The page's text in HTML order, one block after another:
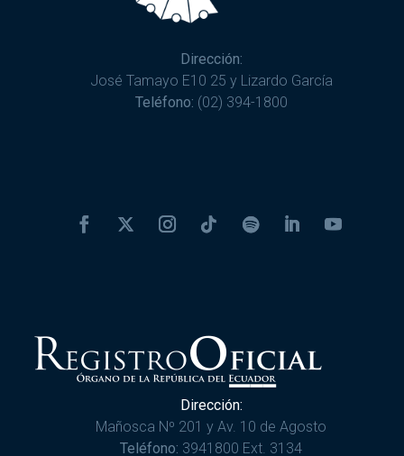
Dirección:
José Tamayo E10 25 y Lizardo García
Teléfono: (02) 394-1800
Dirección:
Mañosca Nº 201 y Av. 10 de Agosto
Teléfono: 3941800 Ext. 3134